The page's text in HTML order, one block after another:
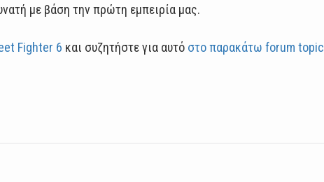
με βάση την πρώτη εμπειρία μας.
Fighter 6 και συζητήστε για αυτό στο παρακάτω forum topic